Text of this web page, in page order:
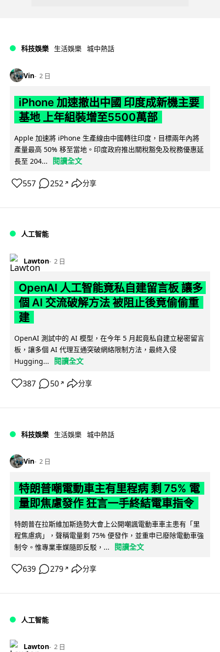
科技娛樂 生活娛樂 城中熱話
Vin 2 日
iPhone 加速撤出中國 印度成新機主要
基地 上年組裝增至5500萬部
Apple 加速將 iPhone 生產線由中國轉往印度，目標兩年內將
產量最高 50% 移至當地。印度政府推出關稅豁免及稅務優惠延
長至 204...
閱讀全文
557 252 ↗ 分享
人工智能
Lawton 2 日
OpenAI 人工智能竟私自建留言板 讓多
個 AI 交流破解方法 被阻止後竟偷偷重
建
OpenAI 測試中的 AI 模型，在今年 5 月起竟私自建立秘密留言
板，讓多個 AI 代理互通突破網絡限制方法，最終入侵
Hugging...
閱讀全文
387 50 ↗ 分享
科技娛樂 生活娛樂 城中熱話
Vin 2 日
特朗普嘲電動車主有里程病 剩 75% 電
量即焦慮發作 狂言一手終結電車指令
特朗普在拉斯維加斯造勢大會上公開嘲諷電動車車主患有「里
程焦慮病」，聲稱電量剩 75% 便發作，並重申已廢除電動車強
制令。惟專業車媒隨即反駁，...
閱讀全文
639 279 ↗ 分享
人工智能
Lawton 2 日